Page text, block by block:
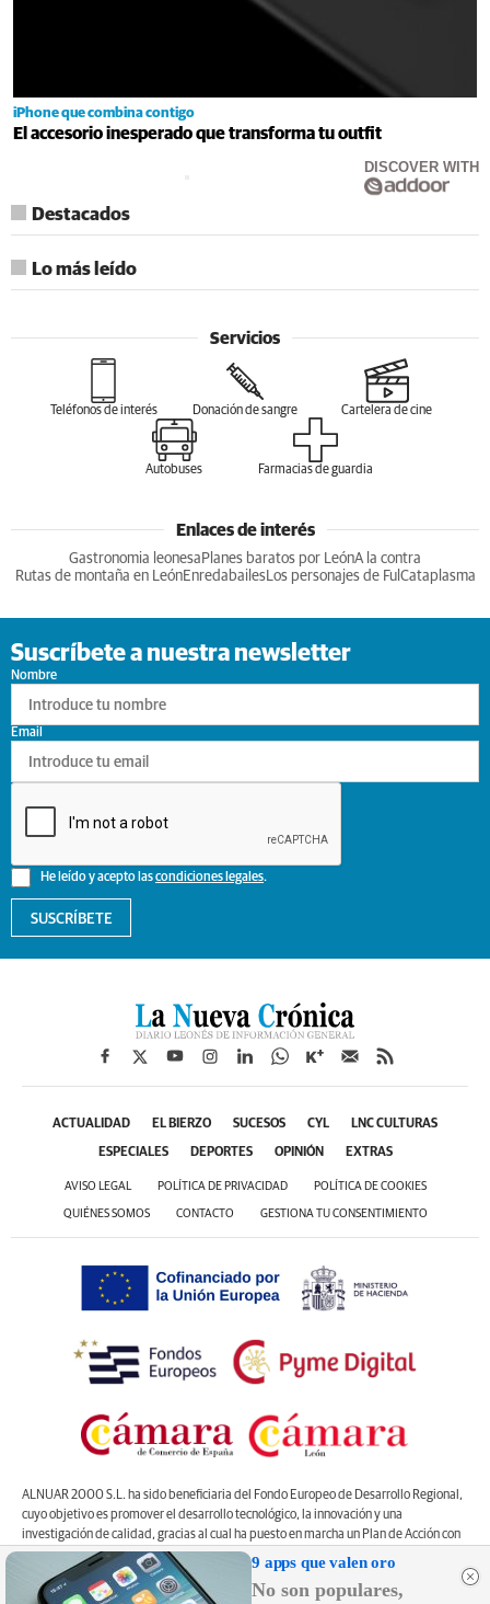
iPhone que combina contigo
El accesorio inesperado que transforma tu outfit
DISCOVER WITH
Destacados
Lo más leído
Servicios
Teléfonos de interés Donación de sangre Cartelera de cine
Autobuses Farmacias de guardia
Enlaces de interés
Gastronomia leonesa Planes baratos por LeónA la contra
Rutas de montaña en LeónEnredabailesLos personajes de Ful Cataplasma
Suscríbete a nuestra newsletter
Nombre
He leído y acepto lascondiciones legales.
Email
SUSCRÍBETE
ACTUALIDAD EL BIERZO SUCESOS CYL LNC CULTURAS
ESPECIALES DEPORTES OPINIÓN EXTRAS
AVISO LEGAL POLÍTICA DE PRIVACIDAD POLÍTICA DE COOKIES
QUIÉNES SOMOS CONTACTO GESTIONA TU CONSENTIMIENTO
ALNUAR 2000 S.L. ha sido beneficiaria del Fondo Europeo de Desarrollo Regional,
cuyo objetivo es promover el desarrollo tecnológico, la innovación y una
investigación de calidad, gracias al cual ha puesto en marcha un Plan de Acción con
el objetivo de mejorar la competitividad empresarial apoyada en la innovación de
la pyme, durante el año 2025. Para ello ha contado con el apoyo del Programa
Pyme Innova de la Cámara de Comercio de León#EuropaSeSiente”
9 apps que valen oro
No son populares,